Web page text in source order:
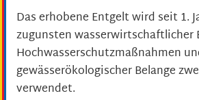
Das erhobene Entgelt wird seit 1.
zugunsten wasserwirtschaftlicher
Hochwasserschutzmaßnahmen
gewässerökologischer Belange
verwendet.